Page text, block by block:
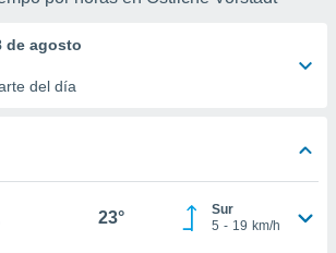
de agosto
del día
23°
Sur
5 - 19 km/h